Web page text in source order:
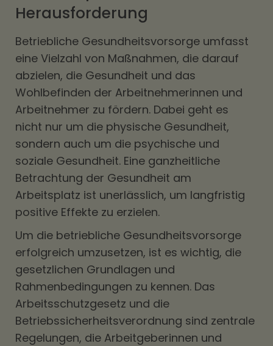
Herausforderung
Betriebliche Gesundheitsvorsorge umfasst
eine Vielzahl von Maßnahmen, die darauf
abzielen, die Gesundheit und das
Wohlbefinden der Arbeitnehmerinnen und
Arbeitnehmer zu fördern. Dabei geht es
nicht nur um die physische Gesundheit,
sondern auch um die psychische und
soziale Gesundheit. Eine ganzheitliche
Betrachtung der Gesundheit am
Arbeitsplatz ist unerlässlich, um langfristig
positive Effekte zu erzielen.
Um die betriebliche Gesundheitsvorsorge
erfolgreich umzusetzen, ist es wichtig, die
gesetzlichen Grundlagen und
Rahmenbedingungen zu kennen. Das
Arbeitsschutzgesetz und die
Betriebssicherheitsverordnung sind zentrale
Regelungen, die Arbeitgeberinnen und